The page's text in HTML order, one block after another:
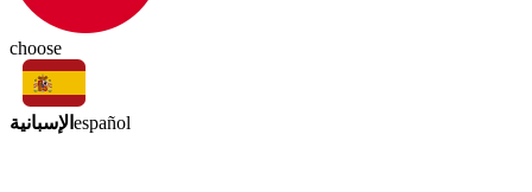
choose
الإسبانية español